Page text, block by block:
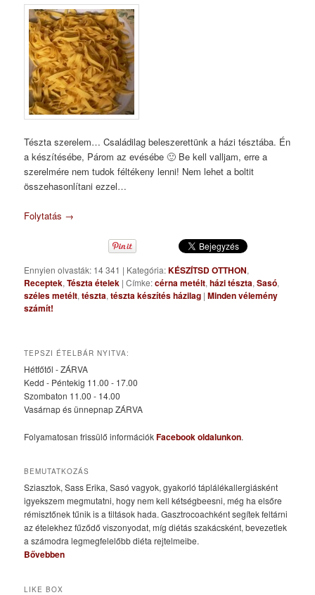
Tészta szerelem… Családilag beleszerettünk a házi tésztába. Én
a készítésébe, Párom az evésébe 🙂 Be kell valljam, erre a
szerelmére nem tudok féltékeny lenni! Nem lehet a boltit
összehasonlítani ezzel…
Folytatás →
Ennyien olvasták: 14 341 | Kategória:KÉSZÍTSD OTTHON,
Receptek,Tészta ételek |Címke:cérna metélt,házi tészta,Sasó,
széles metélt,tészta,tészta készítés házilag |Minden vélemény
számít!
TEPSZI ÉTELBÁR NYITVA:
Hétfőtől - ZÁRVA
Kedd - Péntekig 11.00 - 17.00
Szombaton 11.00 - 14.00
Vasárnap és ünnepnap ZÁRVA
Folyamatosan frissülő információkFacebook oldalunkon.
BEMUTATKOZÁS
Sziasztok, Sass Erika, Sasó vagyok, gyakorló táplálékallergiásként
igyekszem megmutatni, hogy nem kell kétségbeesni, még ha elsőre
rémisztőnek tűnik is a tiltások hada. Gasztrocoachként segítek feltárni
az ételekhez fűződő viszonyodat, míg diétás szakácsként, bevezetlek
a számodra legmegfelelőbb diéta rejtelmeibe.
Bővebben
LIKE BOX